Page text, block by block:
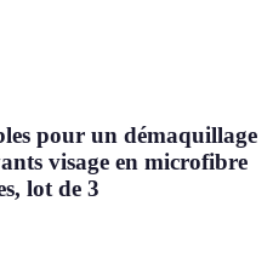
pour un démaquillage
visage en microfibre
lot de 3